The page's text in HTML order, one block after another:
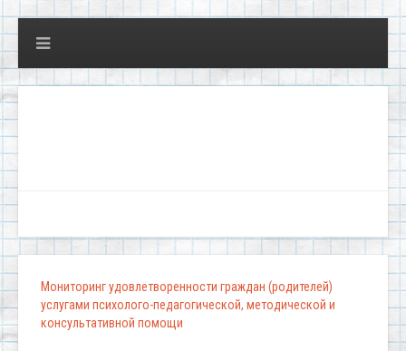
Мониторинг удовлетворенности граждан (родителей)
услугами психолого-педагогической, методической и
консультативной помощи